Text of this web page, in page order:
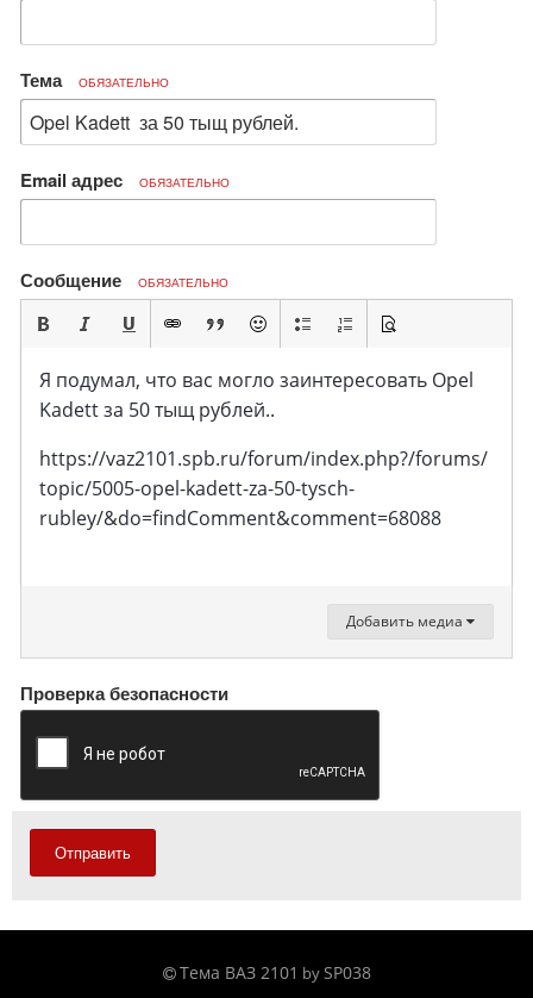
Тема ОБЯЗАТЕЛЬНО
Email адрес ОБЯЗАТЕЛЬНО
Сообщение ОБЯЗАТЕЛЬНО
Я подумал, что вас могло заинтересовать Opel
Kadett за 50 тыщ рублей..
https://vaz2101.spb.ru/forum/index.php?/forums/
topic/5005-opel-kadett-za-50-tysch-
rubley/&do=findComment&comment=68088
Добавить медиа
Проверка безопасности
Отправить
Тема ВАЗ 2101 by SP038